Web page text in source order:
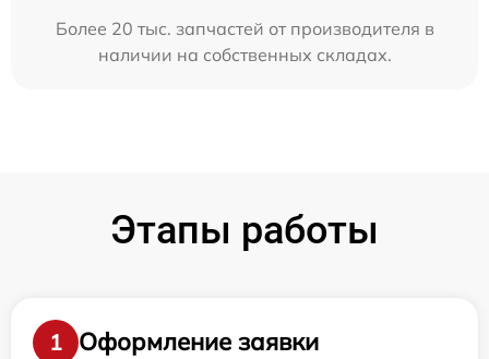
Более 20 тыс. запчастей от производителя в
наличии на собственных складах.
Этапы работы
1
Оформление заявки